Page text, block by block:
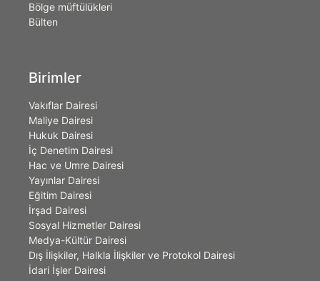
Bölge müftülükleri
Bülten
Birimler
Vakıflar Dairesi
Maliye Dairesi
Hukuk Dairesi
İç Denetim Dairesi
Hac ve Umre Dairesi
Yayınlar Dairesi
Eğitim Dairesi
İrşad Dairesi
Sosyal Hizmetler Dairesi
Medya-Kültür Dairesi
Dış İlişkiler, Halkla İlişkiler ve Protokol Dairesi
İdari İşler Dairesi